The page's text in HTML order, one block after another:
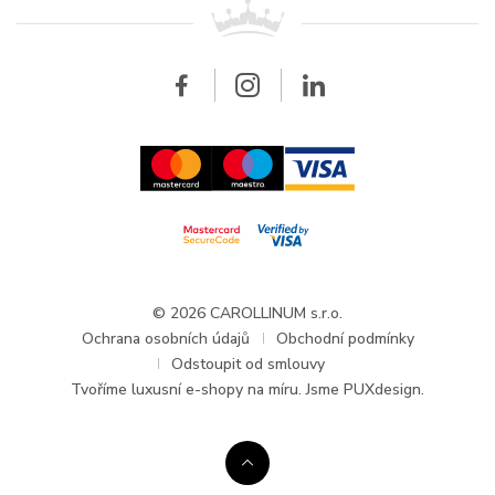
Velkoobchod
Velkoobchod
O společnosti Carollinum
Aktuality a oznámení
© 2026 CAROLLINUM s.r.o.
Ochrana osobních údajů
Obchodní podmínky
Odstoupit od smlouvy
Tvoříme luxusní e-shopy na míru. Jsme PUXdesign.